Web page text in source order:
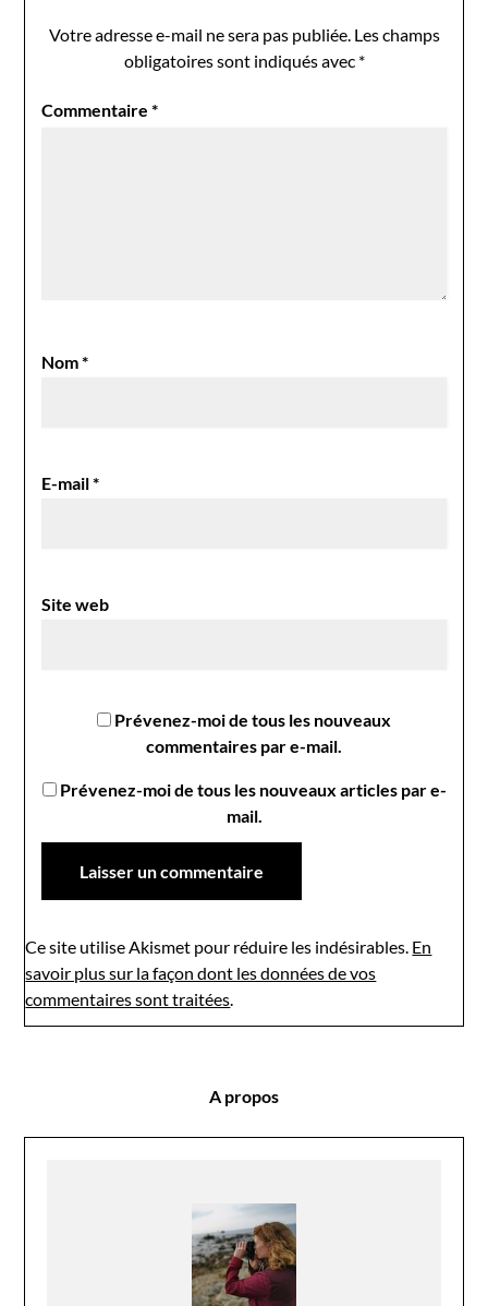
Votre adresse e-mail ne sera pas publiée. Les champs
obligatoires sont indiqués avec *
Commentaire*
Nom*
E-mail*
Site web
Prévenez-moi de tous les nouveaux
commentaires par e-mail.
Prévenez-moi de tous les nouveaux articles par e-
mail.
Ce site utilise Akismet pour réduire les indésirables. En
savoir plus sur la façon dont les données de vos
commentaires sont traitées
A propos